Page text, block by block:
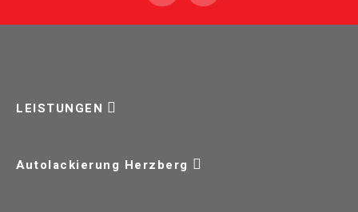
LEISTUNGEN
Autolackierung Herzberg